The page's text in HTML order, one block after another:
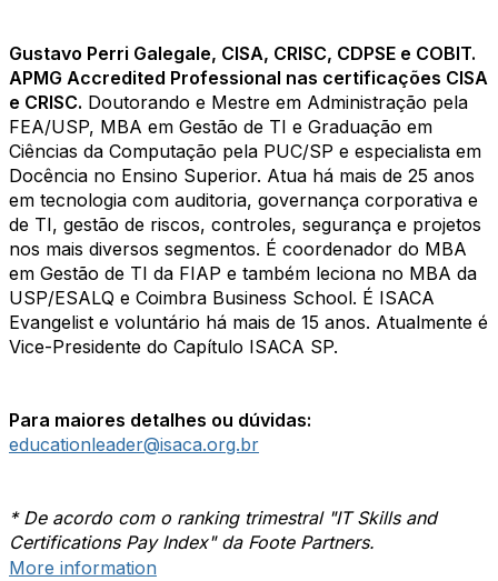
Gustavo Perri Galegale, CISA, CRISC, CDPSE e COBIT.
APMG Accredited Professional nas certificações CISA
e CRISC. Doutorando e Mestre em Administração pela
FEA/USP, MBA em Gestão de TI e Graduação em
Ciências da Computação pela PUC/SP e especialista em
Docência no Ensino Superior. Atua há mais de 25 anos
em tecnologia com auditoria, governança corporativa e
de TI, gestão de riscos, controles, segurança e projetos
nos mais diversos segmentos. É coordenador do MBA
em Gestão de TI da FIAP e também leciona no MBA da
USP/ESALQ e Coimbra Business School. É ISACA
Evangelist e voluntário há mais de 15 anos. Atualmente é
Vice-Presidente do Capítulo ISACA SP.
Para maiores detalhes ou dúvidas:
educationleader@isaca.org.br
* De acordo com o ranking trimestral "IT Skills and
Certifications Pay Index" da Foote Partners.
More information